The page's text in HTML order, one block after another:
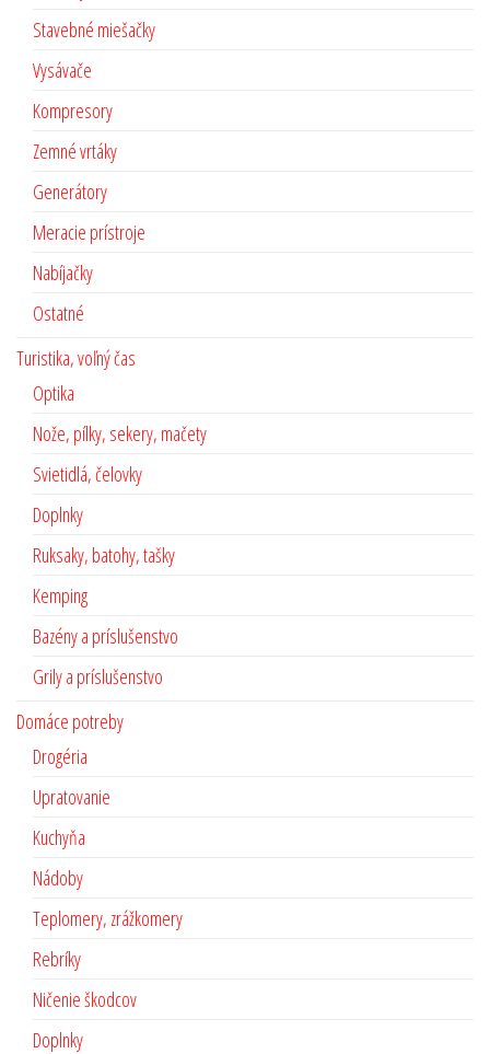
Stavebné miešačky
Vysávače
Kompresory
Zemné vrtáky
Generátory
Meracie prístroje
Nabíjačky
Ostatné
Turistika, voľný čas
Optika
Nože, pílky, sekery, mačety
Svietidlá, čelovky
Doplnky
Ruksaky, batohy, tašky
Kemping
Bazény a príslušenstvo
Grily a príslušenstvo
Domáce potreby
Drogéria
Upratovanie
Kuchyňa
Nádoby
Teplomery, zrážkomery
Rebríky
Ničenie škodcov
Doplnky